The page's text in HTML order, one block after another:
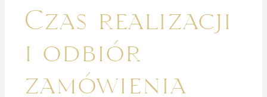
Czas realizacji
i odbiór
zamówienia